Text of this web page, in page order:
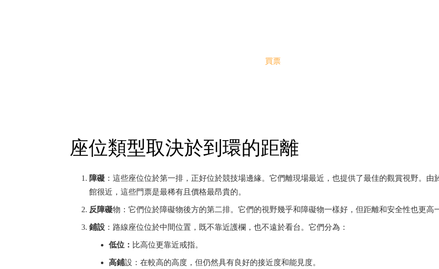
買票
座位類型取決於到環的距離
障礙 ：這些座位位於第一排，正好位於競技場邊緣。它們離現場最近，也提供了最佳的觀賞視野。由
館很近，這些門票是最稀有且價格最昂貴的。
反障礙物：它們位於障礙物後方的第二排。它們的視野幾乎和障礙物一樣好，但距離和安全性也更高
鋪設 ：路線座位位於中間位置，既不靠近護欄，也不遠於看台。它們分為：
低位： 比高位更靠近戒指。
高鋪設：在較高的高度，但仍然具有良好的接近度和能見度。